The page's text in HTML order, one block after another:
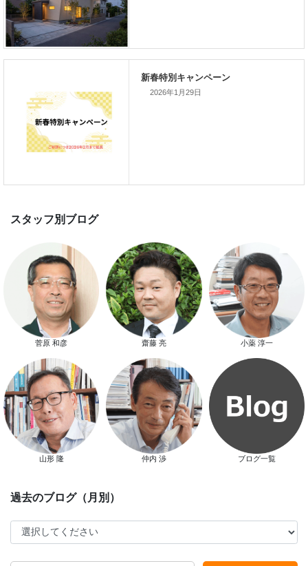
新着のイベント情報
家づくり完成見学会を完全予約
スマートハウス 完成見学会開催
新春特別キャンペーン
2026年1月29日
スタッフ別ブログ
菅原 和彦 齋藤 亮 小薬 淳一
山形 隆 仲内 渉 ブログ一覧